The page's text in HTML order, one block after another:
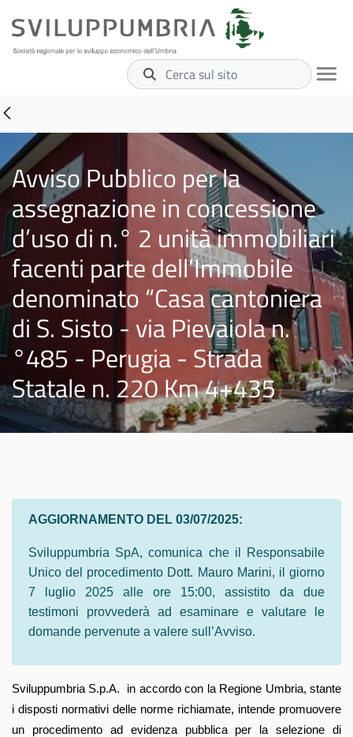
Cerca sul sito
Avviso Pubblico per la
assegnazione in concessione
d’uso di n.° 2 unità immobiliari
facenti parte dell’Immobile
denominato “Casa cantoniera
di S. Sisto - via Pievaiola n.
°485 - Perugia - Strada
Statale n. 220 Km 4+435
AGGIORNAMENTO DEL 03/07/2025:
Sviluppumbria SpA, comunica che il Responsabile
Unico del procedimento Dott. Mauro Marini, il giorno
7 luglio 2025 alle ore 15:00, assistito da due
testimoni provvederà ad esaminare e valutare le
domande pervenute a valere sull’Avviso.
Sviluppumbria S.p.A. in accordo con la Regione Umbria, stante
i disposti normativi delle norme richiamate, intende promuovere
un procedimento ad evidenza pubblica per la selezione di